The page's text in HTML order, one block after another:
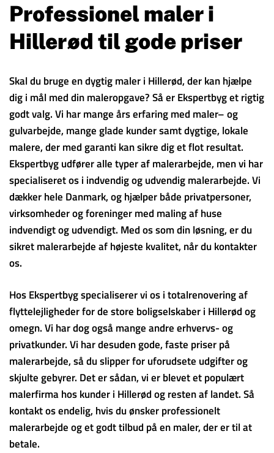
Professionel maler i
Hillerød til gode priser
Skal du bruge en dygtig maler i Hillerød, der kan hjælpe
dig i mål med din maleropgave? Så er Ekspertbyg et rigtig
godt valg. Vi har mange års erfaring med maler– og
gulvarbejde, mange glade kunder samt dygtige, lokale
malere, der med garanti kan sikre dig et flot resultat.
Ekspertbyg udfører alle typer af malerarbejde, men vi har
specialiseret os i indvendig og udvendig malerarbejde. Vi
dækker hele Danmark, og hjælper både privatpersoner,
virksomheder og foreninger med maling af huse
indvendigt og udvendigt. Med os som din løsning, er du
sikret malerarbejde af højeste kvalitet, når du kontakter
os.
Hos Ekspertbyg specialiserer vi os i totalrenovering af
flyttelejligheder for de store boligselskaber i Hillerød og
omegn. Vi har dog også mange andre erhvervs- og
privatkunder. Vi har desuden gode, faste priser på
malerarbejde, så du slipper for uforudsete udgifter og
skjulte gebyrer. Det er sådan, vi er blevet et populært
malerfirma hos kunder i Hillerød og resten af landet. Så
kontakt os endelig, hvis du ønsker professionelt
malerarbejde og et godt tilbud på en maler, der er til at
betale.